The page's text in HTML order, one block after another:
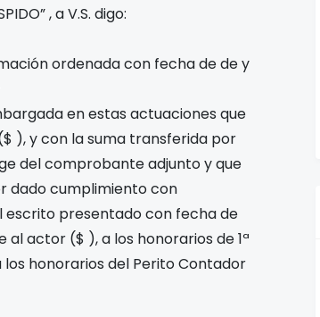
, a V.S. digo:
ordenada con fechadedey
en estas actuaciones que
), y con la suma transferida por
del comprobante adjunto y que
dado cumplimiento con
escrito presentado con fechade
al actor ($ ), a los honorarios de 1ª
los honorarios del Perito Contador